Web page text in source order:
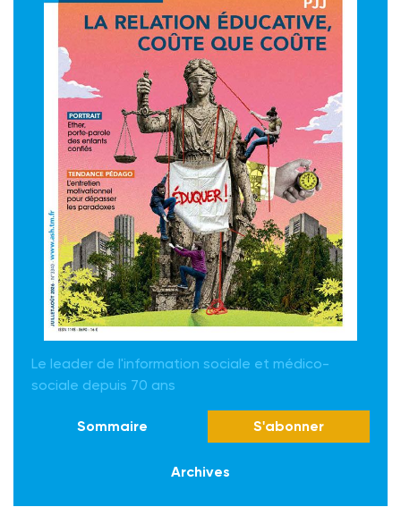
Le leader de l'information sociale et médico-
sociale depuis 70 ans
Sommaire S'abonner
Archives